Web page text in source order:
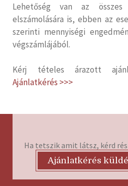
Lehetőség van az
elszámolására is, ebben az
szerinti mennyiségi
végszámlájából.
Kérj tételes árazott
Ajánlatkérés >>>
Ha tetszik amit látsz, kérd
Ajánlatkérés